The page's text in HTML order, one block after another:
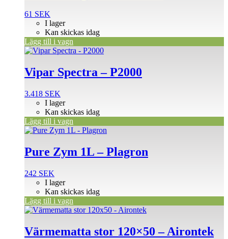
61 SEK
I lager
Kan skickas idag
Lägg till i vagn
Vipar Spectra – P2000
3.418 SEK
I lager
Kan skickas idag
Lägg till i vagn
Pure Zym 1L – Plagron
242 SEK
I lager
Kan skickas idag
Lägg till i vagn
Värmematta stor 120×50 – Airontek